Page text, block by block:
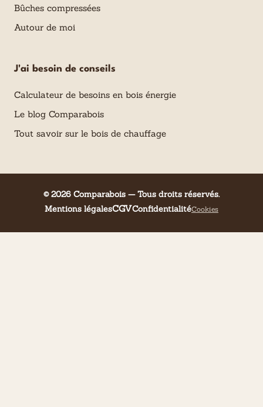
Bûches compressées
Autour de moi
J'ai besoin de conseils
Calculateur de besoins en bois énergie
Le blog Comparabois
Tout savoir sur le bois de chauffage
© 2026 Comparabois — Tous droits réservés.
Mentions légalesCGVConfidentialitéCookies